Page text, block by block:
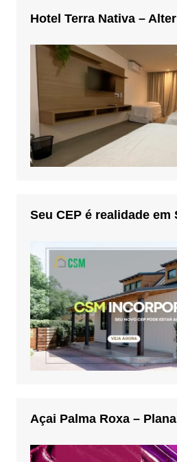
Hotel Terra Nativa –
Seu CEP é realidade em
Açai Palma Roxa –